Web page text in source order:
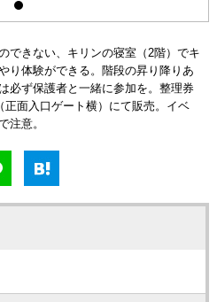
できない、キリンの寝室（2階）でキ
り体験ができる。階段の昇り降りあ
必ず保護者と一緒に参加を。整理券
正面入口ゲート横）にて販売。イベ
注意。